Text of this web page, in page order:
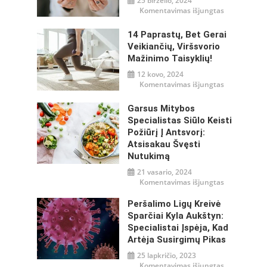
Komentavimas išjungtasįraše
gliukozės
reguliavimas
14 Paprastų, Bet Gerai
Veikiančių, Viršsvorio
Mažinimo Taisyklių!
12 kovo, 2024
Komentavimas išjungtasįraše
veikiančių,
viršsvorio
Garsus Mitybos
Specialistas Siūlo Keisti
Požiūrį Į Antsvorį:
Atsisakau Švęsti
Nutukimą
21 vasario, 2024
Komentavimas išjungtasįraše
požiūrį
į
antsvorį:
atsisakau
Peršalimo Ligų Kreivė
Sparčiai Kyla Aukštyn:
Specialistai Įspėja, Kad
Artėja Susirgimų Pikas
25 lapkričio, 2023